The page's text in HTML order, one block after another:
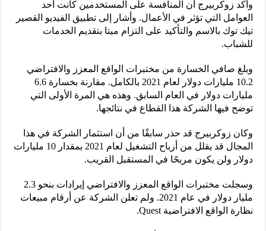
وأكد زوكربيرج أن المنافسة على المستخدمين كانت أحد
العوامل التي تؤثر في الأعمال. وأشار إلى تطبيق الفيديو القصير
تيك توك بالاسم والتأكيد على التزام ميتا بتقديم الخدمات
للشباب.
وبلغ صافي الخسارة من مختبرات الواقع المعزز والافتراضي
10.2 مليارات دولار لعام 2021 بالكامل. مقارنة بخسارة 6.6
مليارات دولار في العام السابق. وهذه هي المرة الأولى التي
توضح فيها الشركة هذا القطاع في نتائجها.
وكان زوكربيرج قد حذر سابقًا من أن استثمار الشركة في هذا
المجال قد يقلل من أرباح التشغيل لعام 2021 بمقدار 10 مليارات
دولار ولن يكون مربحًا في المستقبل القريب.
وسجلت مختبرات الواقع المعزز والافتراضي إيرادات بنحو 2.3
مليار دولار في عام 2021. ولم تعلن الشركة عن أرقام مبيعات
نظارة الواقع الافتراضية Quest.